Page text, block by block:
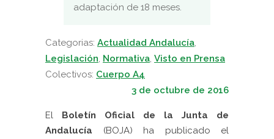
adaptación de 18 meses.
Categorias: Actualidad Andalucía,
Legislación, Normativa, Visto en Prensa
Colectivos: Cuerpo A4
3 de octubre de 2016
El Boletín Oficial de la Junta de
Andalucía (BOJA)
ha publicado el